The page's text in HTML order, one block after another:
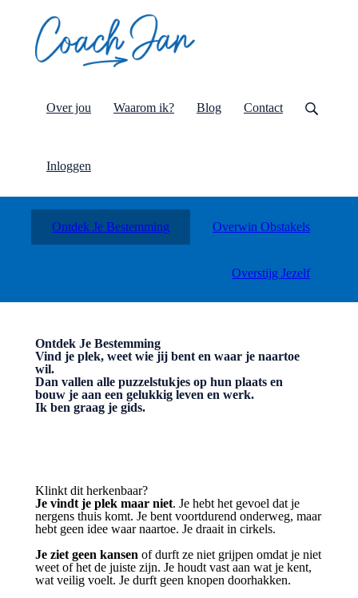
Over jou Waarom ik? Blog Contact
Inloggen
Ontdek Je Bestemming Overwin Obstakels
Overstijg Jezelf
Ontdek Je Bestemming
Vind je plek, weet wie jij bent en waar je naartoe
wil.
Dan vallen alle puzzelstukjes op hun plaats en
bouw je aan een gelukkig leven en werk.
Ik ben graag je gids.
Klinkt dit herkenbaar?
Je vindt je plek maar niet. Je hebt het gevoel dat je
nergens thuis komt. Je bent voortdurend onderweg, maar
hebt geen idee waar naartoe. Je draait in cirkels.
Je ziet geen kansen of durft ze niet grijpen omdat je niet
weet of het de juiste zijn. Je houdt vast aan wat je kent,
wat veilig voelt. Je durft geen knopen doorhakken.